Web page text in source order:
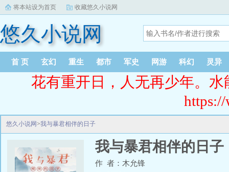
将本站设为首页 收藏悠久小说网
悠久小说网
首 页 玄幻 重生 都市 军史 网游 科幻 灵异
花有重开日，人无再少年。
悠久小说网>我与暴君相伴的日子
我与暴君相伴的日子
作 者：木允锋